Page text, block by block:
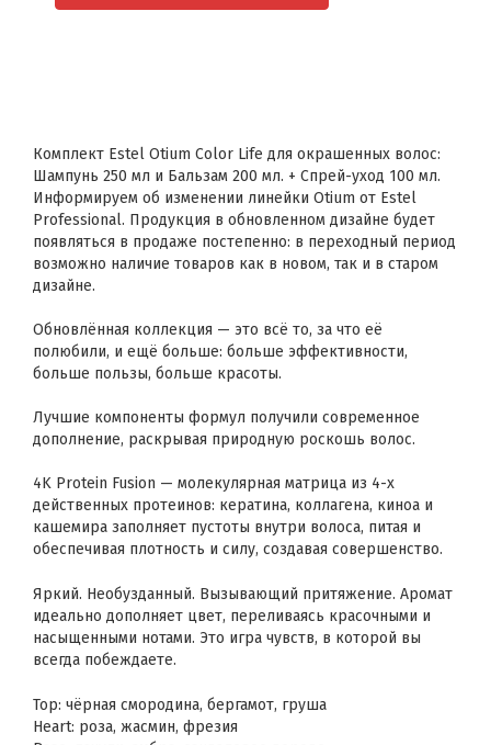
Комплект Estel Otium Color Life для окрашенных волос:
Шампунь 250 мл и Бальзам 200 мл. + Спрей-уход 100 мл.
Информируем об изменении линейки Otium от Estel
Professional. Продукция в обновленном дизайне будет
появляться в продаже постепенно: в переходный период
возможно наличие товаров как в новом, так и в старом
дизайне.
Обновлённая коллекция — это всё то, за что её
полюбили, и ещё больше: больше эффективности,
больше пользы, больше красоты.
Лучшие компоненты формул получили современное
дополнение, раскрывая природную роскошь волос.
4K Protein Fusion — молекулярная матрица из 4-х
действенных протеинов: кератина, коллагена, киноа и
кашемира заполняет пустоты внутри волоса, питая и
обеспечивая плотность и силу, создавая совершенство.
Яркий. Необузданный. Вызывающий притяжение. Аромат
идеально дополняет цвет, переливаясь красочными и
насыщенными нотами. Это игра чувств, в которой вы
всегда побеждаете.
Top: чёрная смородина, бергамот, груша
Heart: роза, жасмин, фрезия